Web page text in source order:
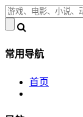
常用导航
首页